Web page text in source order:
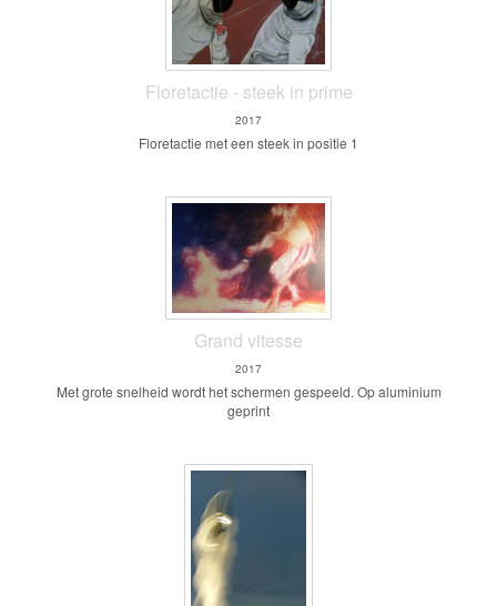
Floretactie - steek in prime
2017
Floretactie met een steek in positie 1
Grand vitesse
2017
Met grote snelheid wordt het schermen gespeeld. Op aluminium
geprint